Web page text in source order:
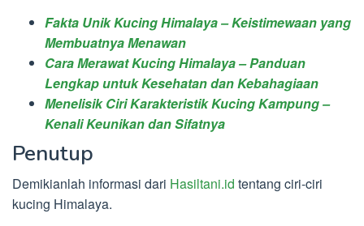
Fakta Unik Kucing Himalaya – Keistimewaan yang
Membuatnya Menawan
Cara Merawat Kucing Himalaya – Panduan
Lengkap untuk Kesehatan dan Kebahagiaan
Menelisik Ciri Karakteristik Kucing Kampung –
Kenali Keunikan dan Sifatnya
Penutup
Demikianlah informasi dari Hasiltani.id tentang ciri-ciri
kucing Himalaya.